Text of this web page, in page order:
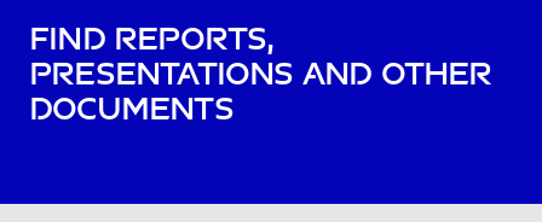
Find reports,
presentations and other
documents